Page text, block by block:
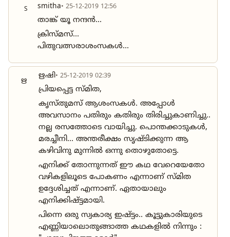
S smitha• 25-12-2019 12:56
താങ്ക് യൂ നന്ദൻ...
ക്രിസ്മസ്...
പിതുവത്സരാശംസകൾ...
ഋ ഋഷി• 25-12-2019 02:39
പ്രിയപ്പെട്ട സ്മിത,
കൃസ്‌തുമസ്‌ ആശംസകൾ. അപ്പോൾ
അവസാനം പതിരും കതിരും തിരിച്ചുകാണിച്ചു..
നല്ല രസത്തോടെ വായിച്ചു. പൊന്തക്കാടുകൾ,
മരച്ചീനി... അന്തരീക്ഷം സൃഷ്ടിക്കുന്ന ആ
കഴിവിനു മുന്നിൽ ഒന്നു തൊഴുതോട്ടെ.
എനിക്ക് തോന്നുന്നത്‌ ഈ കഥ വേറെയേതോ
വഴികളിലൂടെ പോകണം എന്നാണ്‌ സ്മിത
ഉദ്ദേശിച്ചത് എന്നാണ്‌. ഏതായാലും
എനിക്കിഷ്ട്ടമായി.
പിന്നെ ഒരു സ്വകാര്യ ഇഷ്ട്ടം.. കൂട്ടുകാരിയുടെ
എണ്ണിയാലൊതുങ്ങാത്ത കഥകളിൽ നിന്നും :